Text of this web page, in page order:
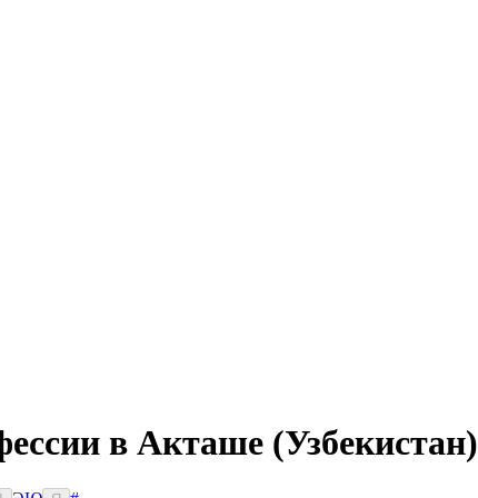
в Акташе (Узбекистан)